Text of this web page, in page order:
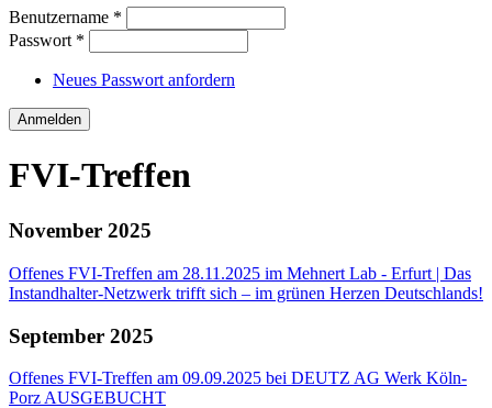
Benutzername *
Passwort *
Neues Passwort anfordern
FVI-Treffen
November 2025
Offenes FVI-Treffen am 28.11.2025 im Mehnert Lab - Erfurt | Das
Instandhalter-Netzwerk trifft sich – im grünen Herzen Deutschlands!
September 2025
Offenes FVI-Treffen am 09.09.2025 bei DEUTZ AG Werk Köln-
Porz AUSGEBUCHT